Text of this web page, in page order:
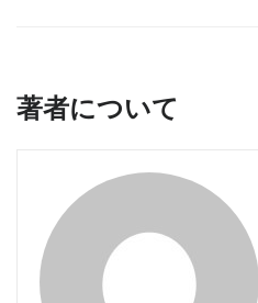
著者について